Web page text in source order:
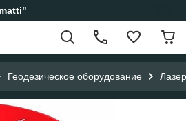
Геодезическое оборудование